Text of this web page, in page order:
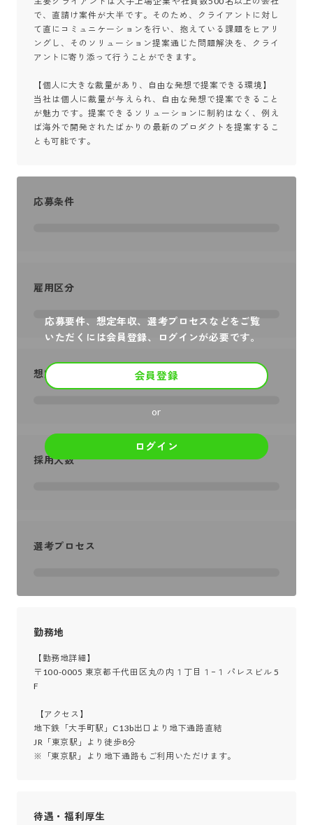
で、直請け案件が大半です。そのため、クライアントに対し
て直にコミュニケーションを行い、抱えている課題をヒアリ
ングし、そのソリューション提案通じた問題解決を、クライ
アントに寄り添って行うことができます。
【個人に大きな裁量があり、自由な発想で提案できる環境】
当社は個人に裁量が与えられ、自由な発想で提案できること
が魅力です。提案できるソリューションに制約はなく、例え
ば海外で開発されたばかりの最新のプロダクトを提案するこ
とも可能です。
応募要件、想定年収、選考プロセスなどをご覧
いただくには会員登録、ログインが必要です。
会員登録
or
ログイン
応募条件
雇用区分
想定年収
採用人数
選考プロセス
勤務地
【勤務地詳細】
〒100-0005 東京都千代田区丸の内１丁目１−１ パレスビル 5
F
地下鉄「大手町駅」C13b出口より地下通路直結
JR「東京駅」より徒歩8分
※「東京駅」より地下通路もご利用いただけます。
待遇・福利厚生